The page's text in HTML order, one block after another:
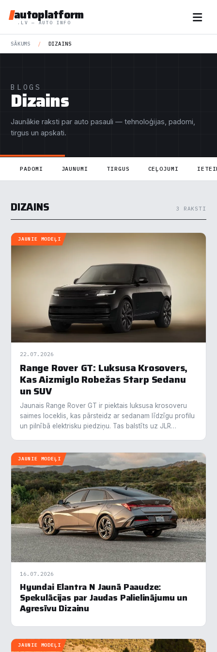
autoplatform
.LV — AUTO INFO
SĀKUMS / DIZAINS
BLOGS
Dizains
Jaunākie raksti par auto pasauli — tehnoloģijas, padomi,
tirgus un apskati.
PADOMI JAUNUMI TIRGUS CEĻOJUMI
DIZAINS 3 RAKSTI
JAUNIE MODEĻI
22.07.2026
Range Rover GT: Luksusa Krosovers,
Kas Aizmiglo Robežas Starp Sedanu
un SUV
Jaunais Range Rover GT ir piektais luksusa krosoveru
saimes loceklis, kas pārsteidz ar sedanam līdzīgu profilu
un pilnībā elektrisku piedziņu. Tas balstīts uz JLR
JAUNIE MODEĻI
16.07.2026
Hyundai Elantra N Jaunā Paaudze:
Spekulācijas par Jaudas Palielinājumu un
Agresīvu Dizainu
JAUNIE MODEĻI